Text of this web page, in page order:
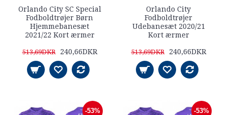
Orlando City SC Special
Fodboldtrøjer Børn
Hjemmebanesæt
2021/22 Kort ærmer
513,69DKR 240,66DKR
Orlando City
Fodboldtrøjer
Udebanesæt 2020/21
Kort ærmer
513,69DKR 240,66DKR
-53% -53%